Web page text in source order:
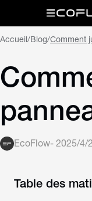
Accueil/Blog/Comment
EcoFlow- 2025/4/
Table des